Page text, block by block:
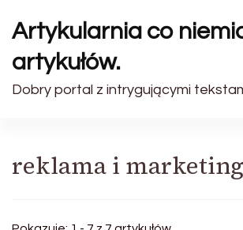
Artykularnia co
artykułów.
Dobry portal z intrygującymi
reklama i marketing